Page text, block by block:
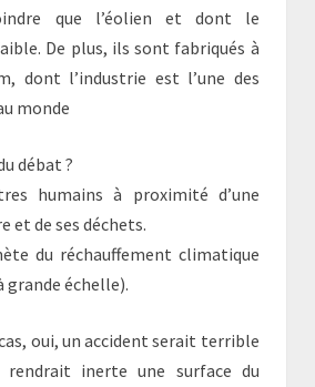
que l’éolien et dont le
De plus, ils sont fabriqués à
dont l’industrie est l’une des
monde
débat ?
humains à proximité d’une
et de ses déchets.
du réchauffement climatique
grande échelle).
oui, un accident serait terrible
inerte une surface du